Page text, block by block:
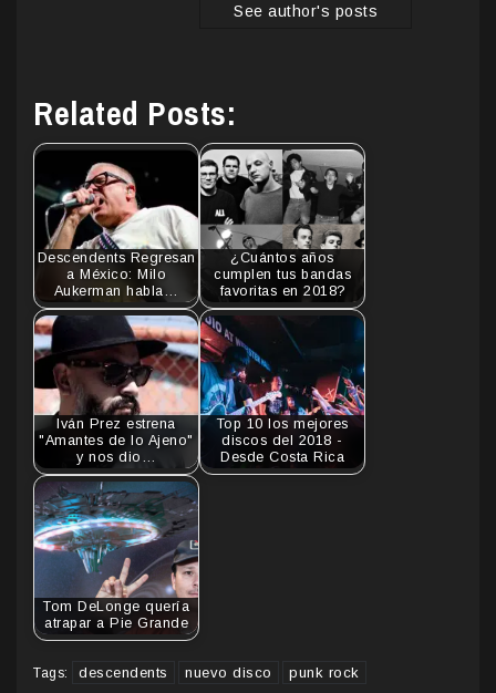
See author's posts
Related Posts:
Descendents Regresan
a México: Milo
Aukerman habla…
¿Cuántos años
cumplen tus bandas
favoritas en 2018?
Iván Prez estrena
"Amantes de lo Ajeno"
y nos dio…
Top 10 los mejores
discos del 2018 -
Desde Costa Rica
Tom DeLonge quería
atrapar a Pie Grande
Tags: descendents nuevo disco punk rock